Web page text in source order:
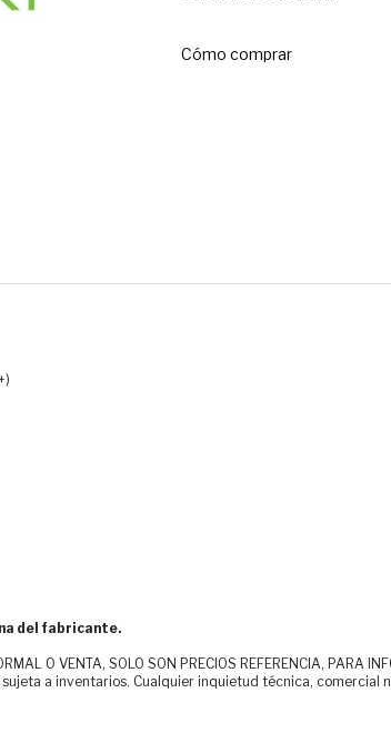
Cómo comprar
del fabricante.
O VENTA, SOLO SON PRECIOS REFERENCIA,
a inventarios. Cualquier inquietud técnica,